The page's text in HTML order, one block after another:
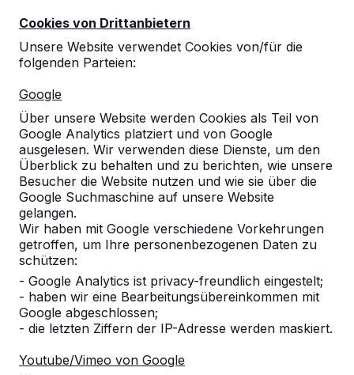
Cookies von Drittanbietern
Unsere Website verwendet Cookies von/für die
folgenden Parteien:
Google
Über unsere Website werden Cookies als Teil von
Google Analytics platziert und von Google
ausgelesen. Wir verwenden diese Dienste, um den
Überblick zu behalten und zu berichten, wie unsere
Besucher die Website nutzen und wie sie über die
Google Suchmaschine auf unsere Website
gelangen.
Wir haben mit Google verschiedene Vorkehrungen
getroffen, um Ihre personenbezogenen Daten zu
schützen:
- Google Analytics ist privacy-freundlich eingestelt;
- haben wir eine Bearbeitungsübereinkommen mit
Google abgeschlossen;
- die letzten Ziffern der IP-Adresse werden maskiert.
Youtube/Vimeo von Google
10
Qualitativ sehr hochwertige Spielgeräte.
Unsere Schüler sind begeistert!
30-06-2026
8
Bisher ist dieses Produkt unsere Erfahrung.
Es ist gut angenommen worden und man
kann schön dran sitzen. Alles in allem ein
sehr gutes Produkt. Kann man nur
empfehlen.